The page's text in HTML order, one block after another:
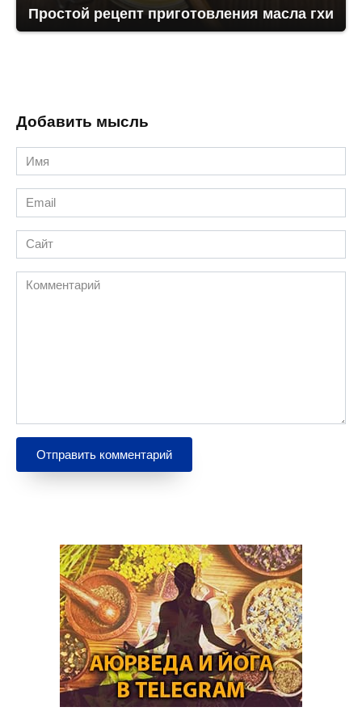
Простой рецепт приготовления масла гхи
Добавить мысль
Имя
*
Email
*
Сайт
Комментарий